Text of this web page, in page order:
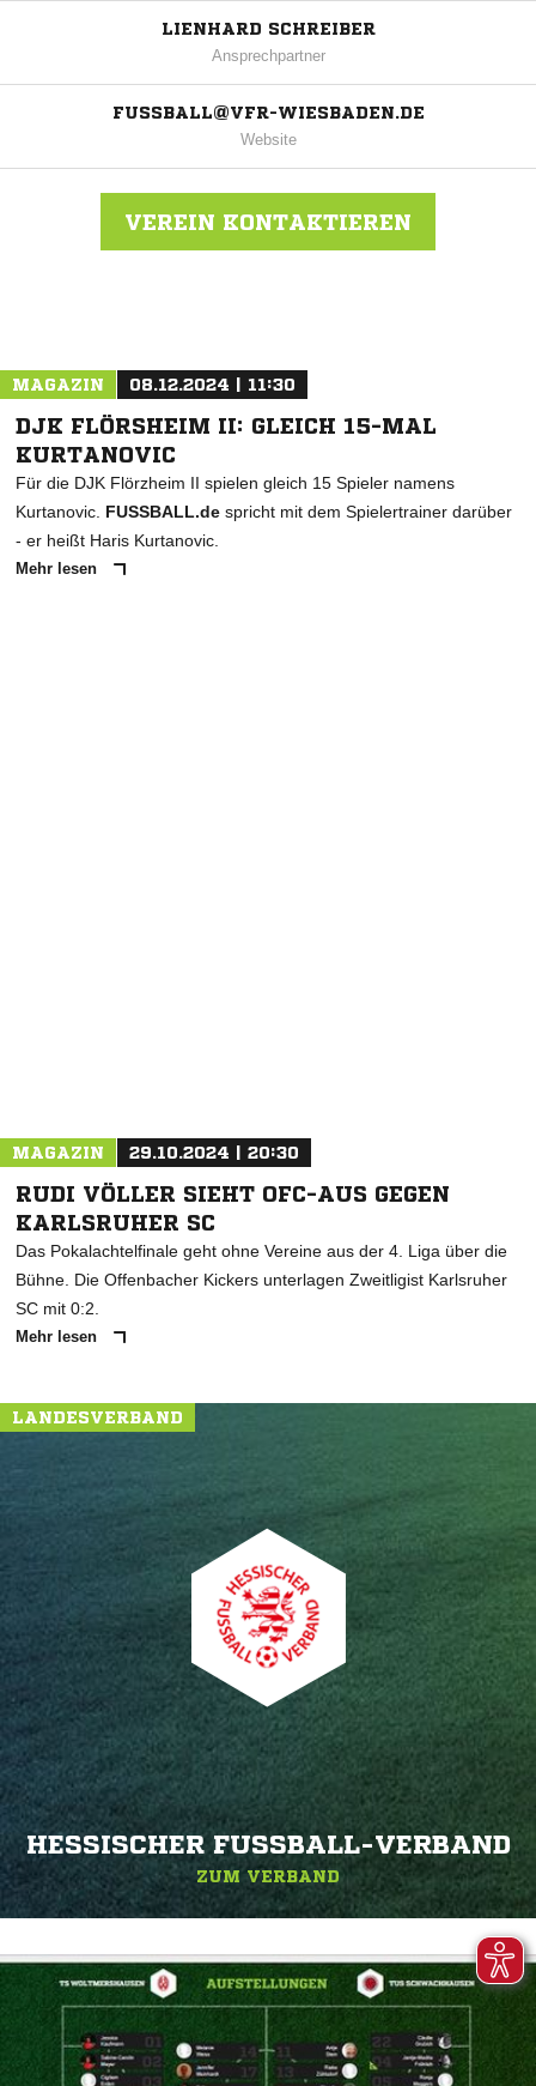
LIENHARD SCHREIBER
Ansprechpartner
FUSSBALL@VFR-WIESBADEN.DE
Website
VEREIN KONTAKTIEREN
MAGAZIN 08.12.2024 | 11:30
DJK FLÖRSHEIM II: GLEICH 15-MAL
KURTANOVIC
Für die DJK Flörzheim II spielen gleich 15 Spieler namens
Kurtanovic. FUSSBALL.de spricht mit dem Spielertrainer darüber
- er heißt Haris Kurtanovic.
Mehr lesen
MAGAZIN 29.10.2024 | 20:30
RUDI VÖLLER SIEHT OFC-AUS GEGEN
KARLSRUHER SC
Das Pokalachtelfinale geht ohne Vereine aus der 4. Liga über die
Bühne. Die Offenbacher Kickers unterlagen Zweitligist Karlsruher
SC mit 0:2.
Mehr lesen
LANDESVERBAND
HESSISCHER FUSSBALL-VERBAND
ZUM VERBAND